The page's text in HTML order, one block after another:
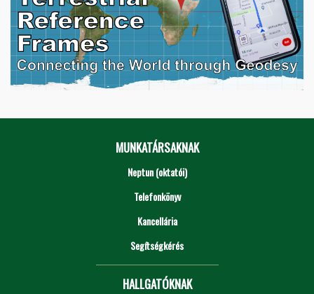
MUNKATÁRSAKNAK
Neptun (oktatói)
Telefonkönyv
Kancellária
Segítségkérés
HALLGATÓKNAK